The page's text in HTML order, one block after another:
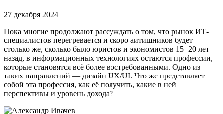
27 декабря 2024
Пока многие продолжают рассуждать о том, что рынок ИТ-
специалистов перегревается и скоро айтишников будет
столько же, сколько было юристов и экономистов 15−20 лет
назад, в информационных технологиях остаются профессии,
которые становятся всё более востребованными. Одно из
таких направлений — дизайн UX/UI. Что же представляет
собой эта профессия, как её получить, какие в ней
перспективы и уровень дохода?